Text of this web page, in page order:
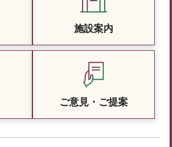
施設案内
ご意見・ご提案